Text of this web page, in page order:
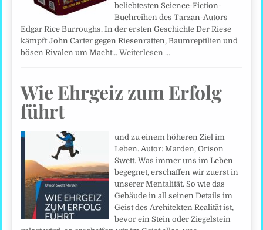
beliebtesten Science-Fiction-
Buchreihen des Tarzan-Autors
Edgar Rice Burroughs. In der ersten Geschichte Der Riese
kämpft John Carter gegen Riesenratten, Baumreptilien und
bösen Rivalen um Macht…Weiterlesen …
Wie Ehrgeiz zum Erfolg
führt
und zu einem höheren Ziel im
Leben. Autor: Marden, Orison
Swett. Was immer uns im Leben
begegnet, erschaffen wir zuerst in
unserer Mentalität. So wie das
Gebäude in all seinen Details im
Geist des Architekten Realität ist,
bevor ein Stein oder Ziegelstein